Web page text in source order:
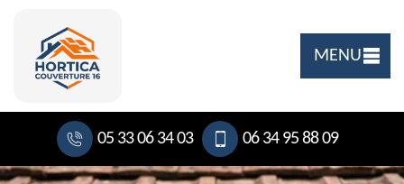
MENU
05 33 06 34 03 06 34 95 88 09